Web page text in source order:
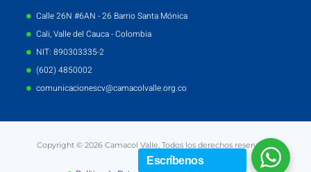
Calle 26N #6AN - 26 Barrio Santa Mónica
Cali, Valle del Cauca - Colombia
NIT: 890303335-2
(602) 4850002
comunicacionescv@camacolvalle.org.co
Copyright © 2026 Camacol Valle, Todos los derechos reservados
Escríbenos